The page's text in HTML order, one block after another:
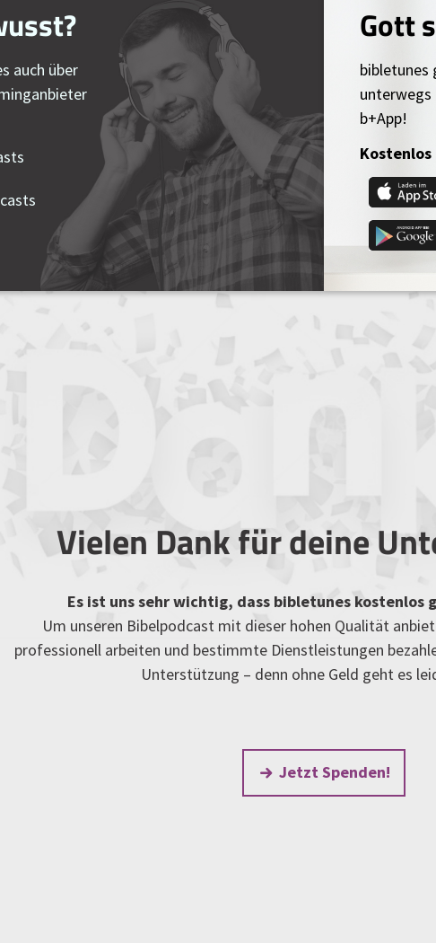
auch über
Gott
bibletunes
unterwegs
b+App!
Vielen Dank für deine
Es ist uns sehr wichtig, dass bibletunes kostenlos
Um unseren Bibelpodcast mit dieser hohen Qualität
professionell arbeiten und bestimmte Dienstleistungen
Unterstützung – denn ohne Geld geht es
Jetzt Spenden!